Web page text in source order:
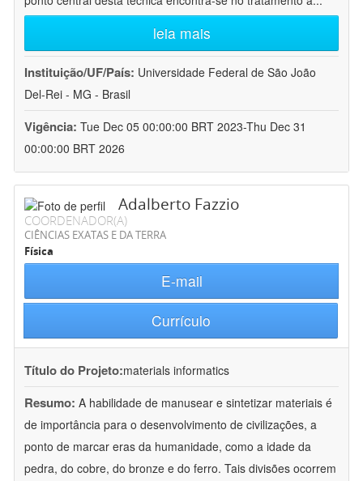
leia mais
Instituição/UF/País: Universidade Federal de São João
Del-Rei - MG - Brasil
Vigência: Tue Dec 05 00:00:00 BRT 2023-Thu Dec 31
00:00:00 BRT 2026
Adalberto Fazzio
COORDENADOR(A)
CIÊNCIAS EXATAS E DA TERRA
Física
E-mail
Currículo
Título do Projeto:materials informatics
Resumo: A habilidade de manusear e sintetizar materiais é
de importância para o desenvolvimento de civilizações, a
ponto de marcar eras da humanidade, como a idade da
pedra, do cobre, do bronze e do ferro. Tais divisões ocorrem